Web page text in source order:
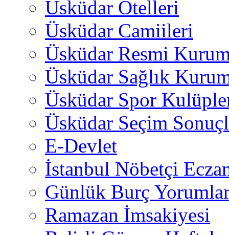
Üsküdar Otelleri
Üsküdar Camiileri
Üsküdar Resmi
Üsküdar Sağlık
Üsküdar Spor
Üsküdar Seçim
E-Devlet
İstanbul Nöbetçi
Günlük Burç
Ramazan İmsakiyesi